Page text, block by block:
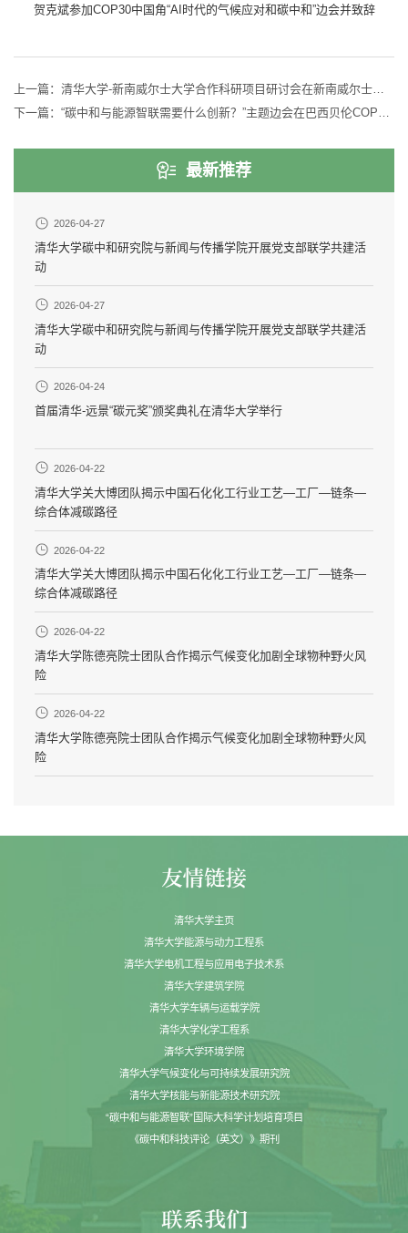
贺克斌参加COP30中国角“AI时代的气候应对和碳中和”边会并致辞
上一篇： 清华大学-新南威尔士大学合作科研项目研讨会在新南威尔士大学举行
下一篇： “碳中和与能源智联需要什么创新？”主题边会在巴西贝伦COP30成功举办
最新推荐
2026-04-27
清华大学碳中和研究院与新闻与传播学院开展党支部联学共建活
动
2026-04-27
清华大学碳中和研究院与新闻与传播学院开展党支部联学共建活
动
2026-04-24
首届清华-远景“碳元奖”颁奖典礼在清华大学举行
2026-04-22
清华大学关大博团队揭示中国石化化工行业工艺—工厂—链条—
综合体减碳路径
2026-04-22
清华大学关大博团队揭示中国石化化工行业工艺—工厂—链条—
综合体减碳路径
2026-04-22
清华大学陈德亮院士团队合作揭示气候变化加剧全球物种野火风
险
2026-04-22
清华大学陈德亮院士团队合作揭示气候变化加剧全球物种野火风
险
清华大学主页
清华大学能源与动力工程系
清华大学电机工程与应用电子技术系
清华大学建筑学院
清华大学车辆与运载学院
清华大学化学工程系
清华大学环境学院
清华大学气候变化与可持续发展研究院
清华大学核能与新能源技术研究院
“碳中和与能源智联”国际大科学计划培育项目
《碳中和科技评论（英文）》期刊